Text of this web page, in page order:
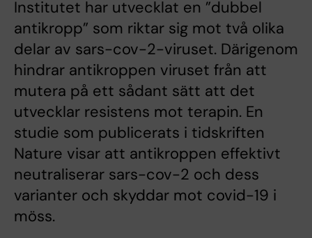
Institutet har utvecklat en ”dubbel
antikropp” som riktar sig mot två olika
delar av sars-cov-2-viruset. Därigenom
hindrar antikroppen viruset från att
mutera på ett sådant sätt att det
utvecklar resistens mot terapin. En
studie som publicerats i tidskriften
Nature visar att antikroppen effektivt
neutraliserar sars-cov-2 och dess
varianter och skyddar mot covid-19 i
möss.